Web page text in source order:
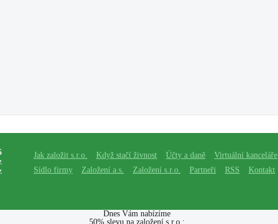
Jak založit s.r.o. Když stačí živnost Účty a daně Virtuální kanceláře
Sídlo firmy
Založení a.s. Založení s.r.o. Partneři RSS Kontakt
Dnes Vám nabízíme
50% slevu na založení s.r.o.: